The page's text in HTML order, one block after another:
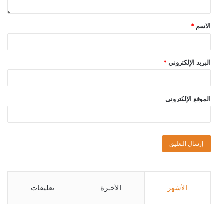
الاسم *
البريد الإلكتروني *
الموقع الإلكتروني
الأشهر الأخيرة تعليقات